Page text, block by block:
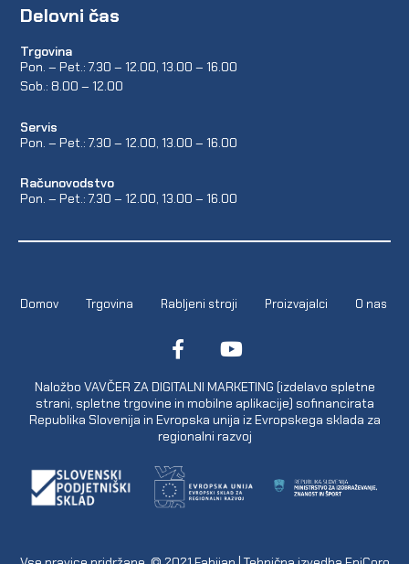
Delovni čas
Trgovina
Pon. – Pet.: 7.30 – 12.00, 13.00 – 16.00
Sob.: 8.00 – 12.00
Servis
Pon. – Pet.: 7.30 – 12.00, 13.00 – 16.00
Računovodstvo
Pon. – Pet.: 7.30 – 12.00, 13.00 – 16.00
Domov Trgovina Rabljeni stroji Proizvajalci O nas
Naložbo VAVČER ZA DIGITALNI MARKETING (izdelavo spletne
strani, spletne trgovine in mobilne aplikacije) sofinancirata
Republika Slovenija in Evropska unija iz Evropskega sklada za
regionalni razvoj